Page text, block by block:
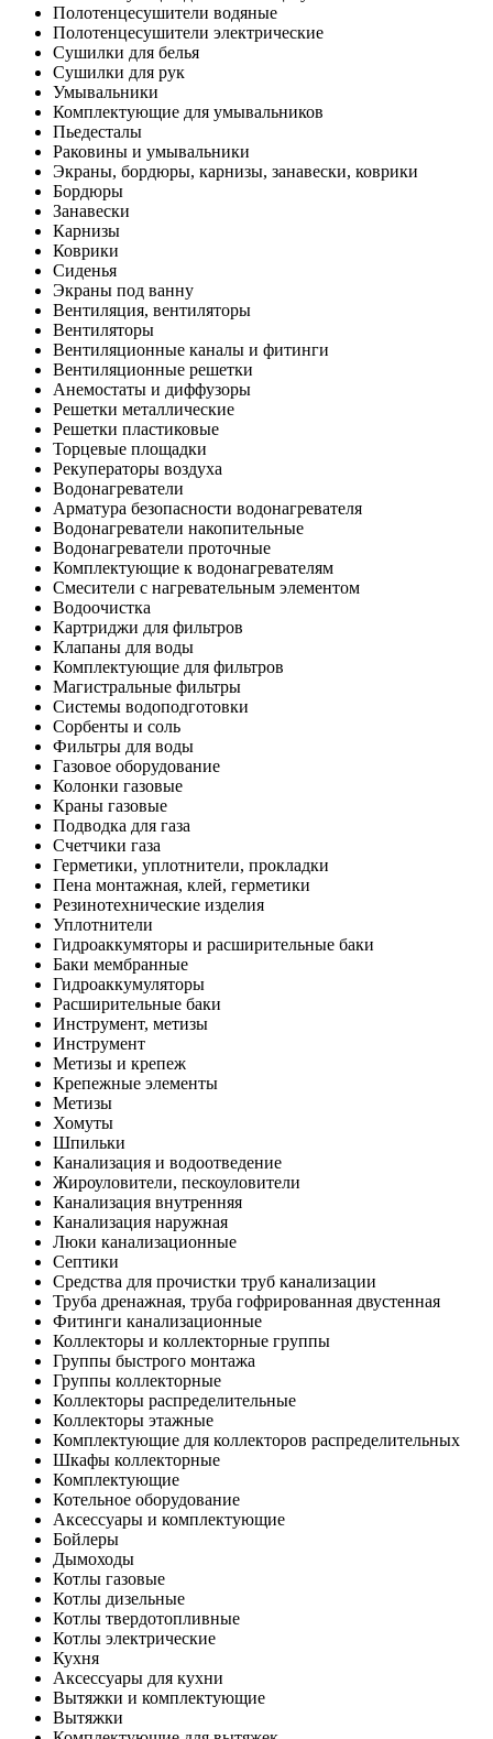
Полотенцесушители водяные
Полотенцесушители электрические
Сушилки для белья
Сушилки для рук
Умывальники
Комплектующие для умывальников
Пьедесталы
Раковины и умывальники
Экраны, бордюры, карнизы, занавески, коврики
Бордюры
Занавески
Карнизы
Коврики
Сиденья
Экраны под ванну
Вентиляция, вентиляторы
Вентиляторы
Вентиляционные каналы и фитинги
Вентиляционные решетки
Анемостаты и диффузоры
Решетки металлические
Решетки пластиковые
Торцевые площадки
Рекуператоры воздуха
Водонагреватели
Арматура безопасности водонагревателя
Водонагреватели накопительные
Водонагреватели проточные
Комплектующие к водонагревателям
Смесители с нагревательным элементом
Водоочистка
Картриджи для фильтров
Клапаны для воды
Комплектующие для фильтров
Магистральные фильтры
Системы водоподготовки
Сорбенты и соль
Фильтры для воды
Газовое оборудование
Колонки газовые
Краны газовые
Подводка для газа
Счетчики газа
Герметики, уплотнители, прокладки
Пена монтажная, клей, герметики
Резинотехнические изделия
Уплотнители
Гидроаккумяторы и расширительные баки
Баки мембранные
Гидроаккумуляторы
Расширительные баки
Инструмент, метизы
Инструмент
Метизы и крепеж
Крепежные элементы
Метизы
Хомуты
Шпильки
Канализация и водоотведение
Жироуловители, пескоуловители
Канализация внутренняя
Канализация наружная
Люки канализационные
Септики
Средства для прочистки труб канализации
Труба дренажная, труба гофрированная двустенная
Фитинги канализационные
Коллекторы и коллекторные группы
Группы быстрого монтажа
Группы коллекторные
Коллекторы распределительные
Коллекторы этажные
Комплектующие для коллекторов распределительных
Шкафы коллекторные
Комплектующие
Котельное оборудование
Аксессуары и комплектующие
Бойлеры
Дымоходы
Котлы газовые
Котлы дизельные
Котлы твердотопливные
Котлы электрические
Кухня
Аксессуары для кухни
Вытяжки и комплектующие
Вытяжки